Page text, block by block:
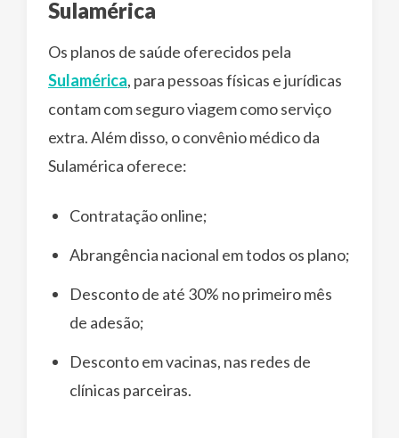
Sulamérica
Os planos de saúde oferecidos pela
Sulamérica, para pessoas físicas e jurídicas
contam com seguro viagem como serviço
extra. Além disso, o convênio médico da
Sulamérica oferece:
Contratação online;
Abrangência nacional em todos os plano;
Desconto de até 30% no primeiro mês
de adesão;
Desconto em vacinas, nas redes de
clínicas parceiras.